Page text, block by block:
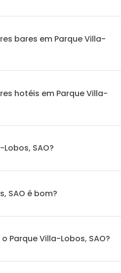
bares em Parque Villa-
hotéis em Parque Villa-
SAO?
SAO é bom?
Parque Villa-Lobos, SAO?